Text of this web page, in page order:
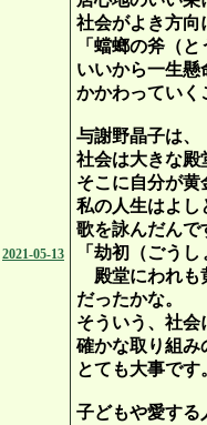
2021-05-13
社会がよき方向
「蟷螂の斧（
いいから一生懸
かかわっていく
与謝野晶子は、
社会は大きな殿
そこに自分が黄
私の人生はよし
歌を詠んだんで
「劫初（ごう
殿堂にわれも
だったかな。
そういう、社会
確かな取り組み
とても大事です
子どもや愛する